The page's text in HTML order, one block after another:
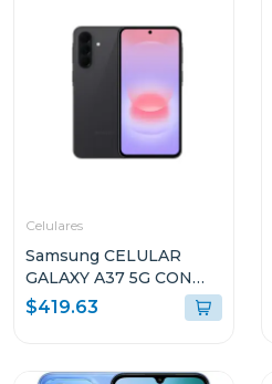
Celulares
Samsung CELULAR
GALAXY A37 5G CON
8GB RAM Y 256GB
ALMACENAMIENTO
$419.63